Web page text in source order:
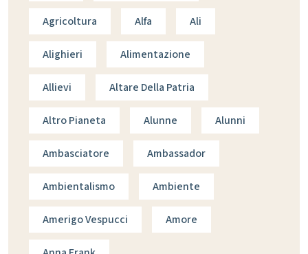
Agricoltura Alfa Ali
Alighieri Alimentazione
Allievi Altare Della Patria
Altro Pianeta Alunne Alunni
Ambasciatore Ambassador
Ambientalismo Ambiente
Amerigo Vespucci Amore